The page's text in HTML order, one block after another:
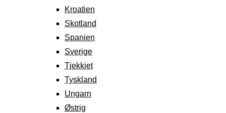
Kroatien
Skotland
Spanien
Sverige
Tjekkiet
Tyskland
Ungarn
Østrig